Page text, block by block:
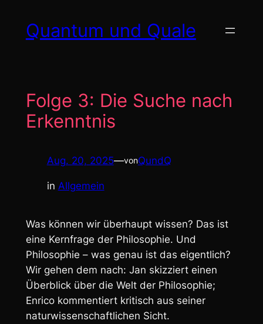
Inhalt
springen
Quantum und Quale
Folge 3: Die Suche nach
Erkenntnis
Aug. 20, 2025—vonQundQ
in Allgemein
Was können wir überhaupt wissen? Das ist
eine Kernfrage der Philosophie. Und
Philosophie – was genau ist das eigentlich?
Wir gehen dem nach: Jan skizziert einen
Überblick über die Welt der Philosophie;
Enrico kommentiert kritisch aus seiner
naturwissenschaftlichen Sicht.